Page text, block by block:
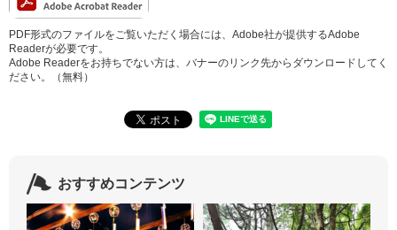
PDF形式のファイルをご覧いただく場合には、Adobe社が提供するAdobe
Readerが必要です。
Adobe Readerをお持ちでない方は、バナーのリンク先からダウンロードしてく
ださい。（無料）
おすすめコンテンツ